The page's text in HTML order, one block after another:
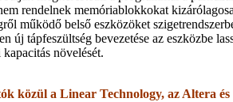
rendelnek memóriablokkokat
működő belső eszközöket
új tápfeszültség bevezetése az eszközbe
növelését.
közül a Linear Technology, az Altera és